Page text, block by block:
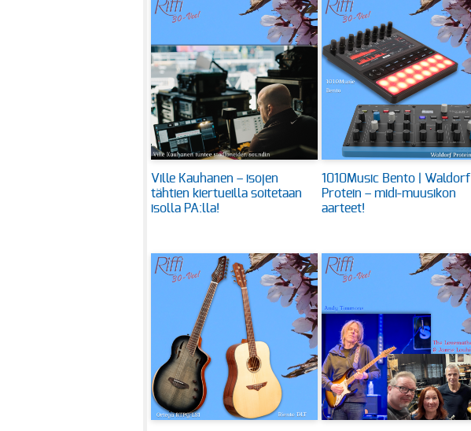
Ville Kauhanen – isojen
tähtien kiertueilla soitetaan
isolla PA:lla!
1010Music Bento | Waldorf
Protein – midi-muusikon
aarteet!